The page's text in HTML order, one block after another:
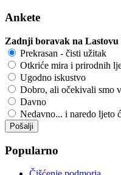
Ankete
Zadnji boravak na Lastovu
Prekrasan - čisti užitak
Otkriće mira i prirodnih
Ugodno iskustvo
Dobro, ali očekivali smo
Davno
Nedavno... i naredo ljeto
Popularno